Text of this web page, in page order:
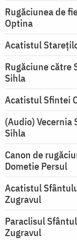
Rugăciunea de
Optina
Acatistul
Rugăciune către
Sihla
Acatistul Sfintei
(Audio) Vecernia
Sihla
Canon de
Dometie Persul
Acatistul
Zugravul
Paraclisul
Zugravul